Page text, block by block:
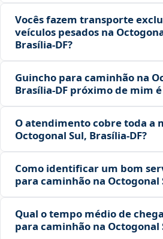
Vocês fazem transporte
veículos pesados na
Brasília‑DF?
Guincho para caminhão na
Brasília‑DF próximo de mim
O atendimento cobre toda a
Octogonal Sul, Brasília‑DF?
Como identificar um bom
para caminhão na Octogonal
Qual o tempo médio de
para caminhão na Octogonal